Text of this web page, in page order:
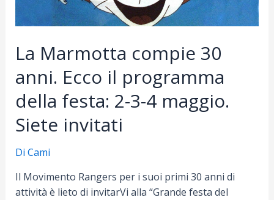
La Marmotta compie 30
anni. Ecco il programma
della festa: 2-3-4 maggio.
Siete invitati
Di Cami
Il Movimento Rangers per i suoi primi 30 anni di
attività è lieto di invitarVi alla “Grande festa del